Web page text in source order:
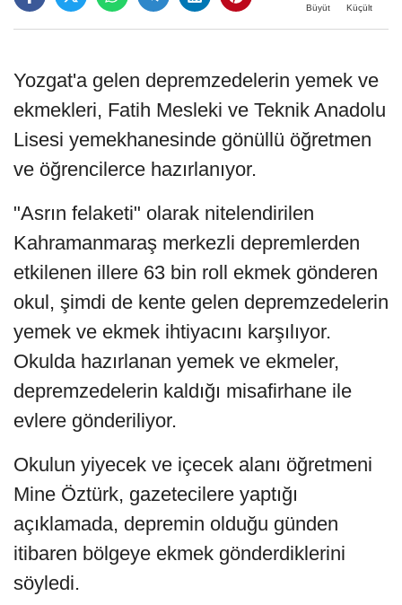
Büyüt Küçült
Yozgat'a gelen depremzedelerin yemek ve
ekmekleri, Fatih Mesleki ve Teknik Anadolu
Lisesi yemekhanesinde gönüllü öğretmen
ve öğrencilerce hazırlanıyor.
"Asrın felaketi" olarak nitelendirilen
Kahramanmaraş merkezli depremlerden
etkilenen illere 63 bin roll ekmek gönderen
okul, şimdi de kente gelen depremzedelerin
yemek ve ekmek ihtiyacını karşılıyor.
Okulda hazırlanan yemek ve ekmeler,
depremzedelerin kaldığı misafirhane ile
evlere gönderiliyor.
Okulun yiyecek ve içecek alanı öğretmeni
Mine Öztürk, gazetecilere yaptığı
açıklamada, depremin olduğu günden
itibaren bölgeye ekmek gönderdiklerini
söyledi.